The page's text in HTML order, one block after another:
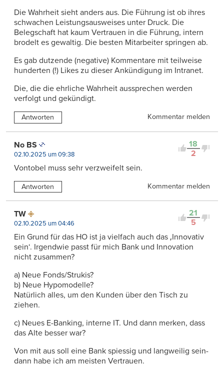
Die Wahrheit sieht anders aus. Die Führung ist ob ihres
schwachen Leistungsausweises unter Druck. Die
Belegschaft hat kaum Vertrauen in die Führung, intern
brodelt es gewaltig. Die besten Mitarbeiter springen ab.
Es gab dutzende (negative) Kommentare mit teilweise
hunderten (!) Likes zu dieser Ankündigung im Intranet.
Die, die die ehrliche Wahrheit aussprechen werden
verfolgt und gekündigt.
Antworten Kommentar melden
18
2
No BS
02.10.2025 um 09:38
Vontobel muss sehr verzweifelt sein.
Antworten Kommentar melden
21
5
TW
02.10.2025 um 04:46
Ein Grund für das HO ist ja vielfach auch das ‚Innovativ
sein‘. Irgendwie passt für mich Bank und Innovation
nicht zusammen?
a) Neue Fonds/Strukis?
b) Neue Hypomodelle?
Natürlich alles, um den Kunden über den Tisch zu
ziehen.
c) Neues E-Banking, interne IT. Und dann merken, dass
das Alte besser war?
Von mit aus soll eine Bank spiessig und langweilig sein-
dann habe ich am meisten Vertrauen.